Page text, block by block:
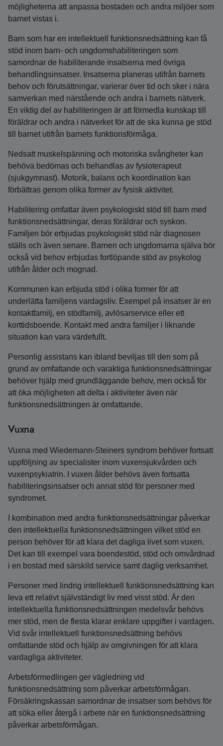
möjligheterna att anpassa bostaden och andra miljöer som
barnet vistas i.
Barn som har en intellektuell funktionsnedsättning kan få
stöd inom barn- och ungdoms­habiliteringen som
samordnar de habiliterande insatserna med övriga
behandlingsinsatser. Insatserna planeras utifrån barnets
behov och förutsättningar, varierar över tid och sker i nära
samverkan med närstående och andra i barnets nätverk.
En viktig del av habiliteringen är att förmedla kunskap till
föräldrar och andra i nätverket för att de ska kunna ge stöd
till barnet utifrån barnets funktionsförmåga.
Nedsatt muskelspänning och motoriska svårigheter kan
behöva bedömas och behandlas av fysioterapeut
(sjukgymnast). Motorik, balans och koordination kan
förbättras genom olika former av fysisk aktivitet.
Habilitering omfattar även psykologiskt stöd till barn med
funktionsnedsättningar, deras föräldrar och syskon.
Familjen bör erbjudas psykologiskt stöd när diagnosen
ställs och även senare. Barnen och ungdomarna själva bör
också vid behov erbjudas fortlöpande stöd av psykolog
utifrån ålder och mognad.
Kommunen kan erbjuda stöd i olika former för att
underlätta familjens vardagsliv. Exempel på insatser är en
kontaktfamilj, en stödfamilj, avlösarservice eller ett
korttidsboende. Kontakt med andra familjer i liknande
situation kan vara värdefullt.
Personlig assistans kan ibland beviljas till den som på
grund av omfattande och varaktiga funktionsnedsättningar
behöver hjälp med grundläggande behov, men också för
att öka möjligheten att delta i aktiviteter även när
funktionsnedsättningen är omfattande.
Vuxna
Vuxna med Wiedemann-Steiners syndrom behöver fortsatt
uppföljning av specialister inom vuxensjukvården och
vuxenpsykiatrin. I vuxen ålder behövs även fortsatta
habiliteringsinsatser och annat stöd för personer med
syndromet.
I kombination med andra funktionsnedsättningar påverkar
den intellektuella funktionsnedsättningen vilket stöd en
person behöver för att klara det dagliga livet som vuxen.
Det kan till exempel vara boendestöd, stöd och omvårdnad
i en bostad med särskild service samt daglig verksamhet.
Personer med lindrig intellektuell funktionsnedsättning kan
leva ett relativt självständigt liv med visst stöd. Är den
intellektuella funktionsnedsättningen medelsvår behövs
mer stöd, men de flesta klarar enklare uppgifter i vardagen.
Vid svår intellektuell funktionsnedsättning behövs
omfattande stöd och hjälp av omgivningen för att klara
vardagliga aktiviteter.
Arbetsförmedlingen ger vägledning vid
funktionsnedsättning som påverkar arbetsförmågan.
Försäkringskassan samordnar de insatser som behövs för
att söka eller återgå i arbete när en funktionsnedsättning
påverkar arbetsförmågan.